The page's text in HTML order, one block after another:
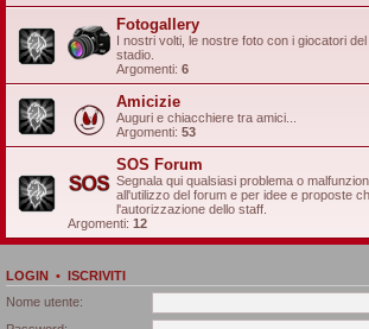
Fotogallery
I nostri volti, le nostre foto con i giocatori
stadio.
Argomenti: 6
Amicizie
Auguri e chiacchiere tra amici...
Argomenti: 53
SOS Forum
Segnala qui qualsiasi problema o
all'utilizzo del forum e per idee e proposte
l'autorizzazione dello staff.
Argomenti: 12
LOGIN • ISCRIVITI
Nome utente: